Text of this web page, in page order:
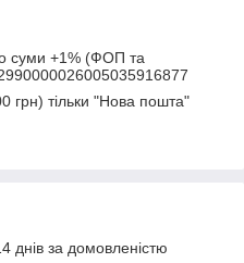
суми +1% (ФОП та
грн) тільки "Нова пошта"
днів за домовленістю